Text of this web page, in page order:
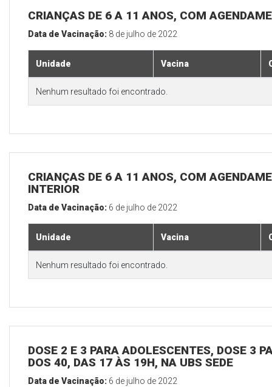
CRIANÇAS DE 6 A 11 ANOS, COM
Data de Vacinação: 8 de julho de 2022
Unidade Vacina
Nenhum resultado foi encontrado.
CRIANÇAS DE 6 A 11 ANOS, COM
INTERIOR
Data de Vacinação: 6 de julho de 2022
Unidade Vacina
Nenhum resultado foi encontrado.
DOSE 2 E 3 PARA ADOLESCENTES, DOSE 3
DOS 40, DAS 17 ÀS 19H, NA UBS SEDE
Data de Vacinação: 6 de julho de 2022